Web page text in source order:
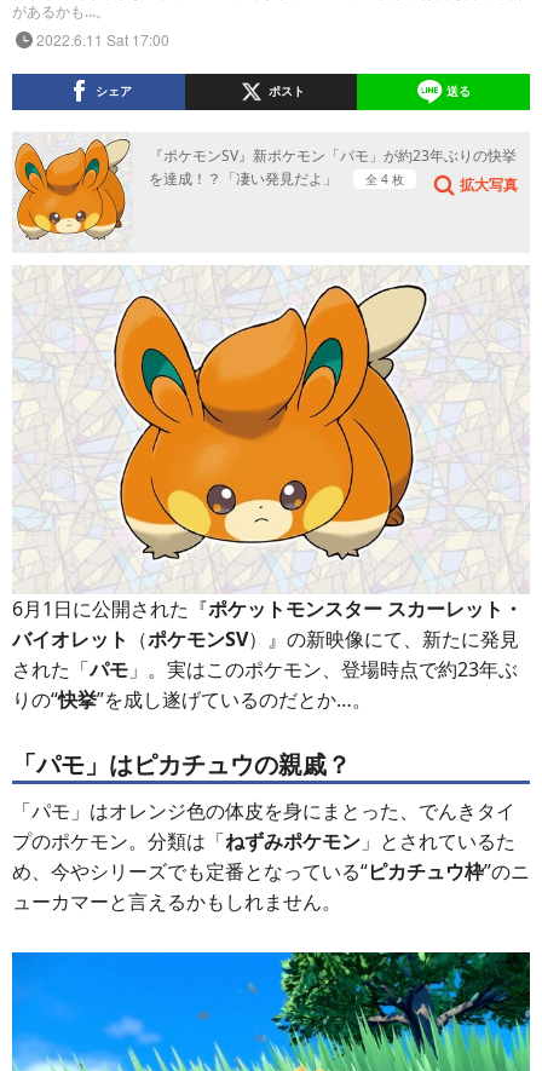
があるかも…。
2022.6.11 Sat 17:00
シェア ポスト 送る
『ポケモンSV』新ポケモン「パモ」が約23年ぶりの快挙
を達成！？「凄い発見だよ」
全 4 枚 拡大写真
6月1日に公開された『ポケットモンスター スカーレット・
バイオレット （ポケモンSV）』の新映像にて、新たに発見
された「パモ 」。実はこのポケモン、登場時点で約23年ぶ
りの“快挙”を成し遂げているのだとか…。
「パモ」はピカチュウの親戚？
「パモ」はオレンジ色の体皮を身にまとった、でんきタイ
プのポケモン。分類は「ねずみポケモン 」とされているた
め、今やシリーズでも定番となっている“ピカチュウ枠”のニ
ューカマーと言えるかもしれません。